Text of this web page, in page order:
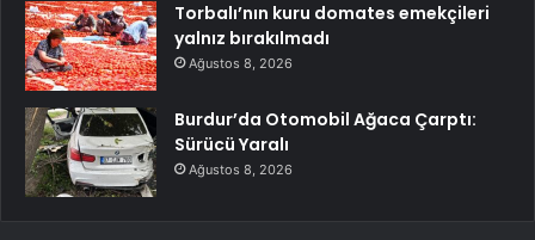
Torbalı’nın kuru domates emekçileri
yalnız bırakılmadı
Ağustos 8, 2026
Burdur’da Otomobil Ağaca Çarptı:
Sürücü Yaralı
Ağustos 8, 2026